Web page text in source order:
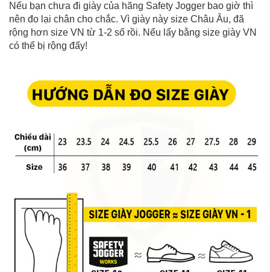
Nếu bạn chưa đi giày của hãng Safety Jogger bao giờ thì
nên đo lại chân cho chắc. Vì giày này size Châu Âu, đã
rộng hơn size VN từ 1-2 số rồi. Nếu lấy bằng size giày VN
có thể bị rộng đấy!